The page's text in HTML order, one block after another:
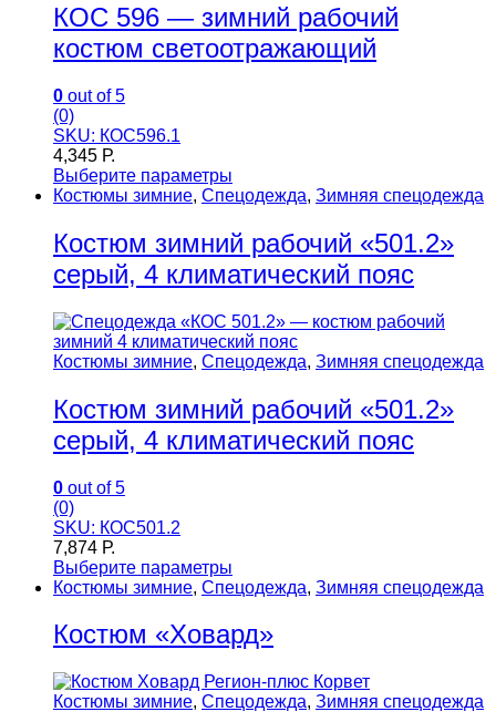
КОС 596 — зимний рабочий
костюм светоотражающий
0 out of 5
(0)
SKU: КОС596.1
4,345 Р.
Выберите параметры
Костюмы зимние, Спецодежда, Зимняя спецодежда
Костюм зимний рабочий «501.2»
серый, 4 климатический пояс
Костюмы зимние, Спецодежда, Зимняя спецодежда
Костюм зимний рабочий «501.2»
серый, 4 климатический пояс
0 out of 5
(0)
SKU: КОС501.2
7,874 Р.
Выберите параметры
Костюмы зимние, Спецодежда, Зимняя спецодежда
Костюм «Ховард»
Костюмы зимние, Спецодежда, Зимняя спецодежда